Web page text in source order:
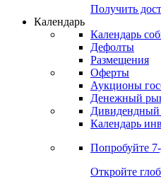
Получить
Календарь
Календарь
Дефолты
Размещения
Оферты
Аукционы
Денежный
Дивидендный
Календарь
Попробуйте
Откройте